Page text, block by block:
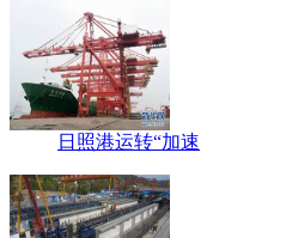
日照港运转“加速